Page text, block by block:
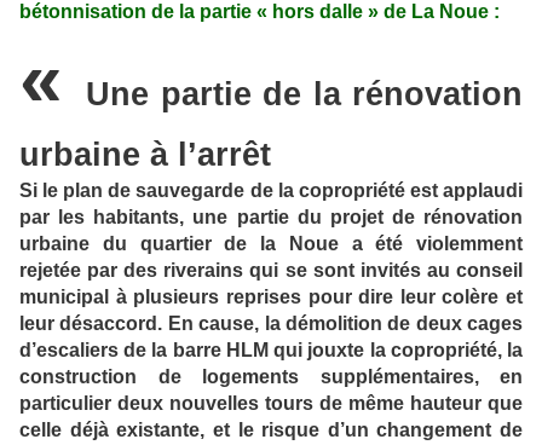
bétonnisation de la partie « hors dalle » de La Noue :
«
Une partie de la rénovation
urbaine à l’arrêt
Si le plan de sauvegarde de la copropriété est applaudi
par les habitants, une partie du projet de rénovation
urbaine du quartier de la Noue a été violemment
rejetée par des riverains qui se sont invités au conseil
municipal à plusieurs reprises pour dire leur colère et
leur désaccord. En cause, la démolition de deux cages
d’escaliers de la barre HLM qui jouxte la copropriété, la
construction de logements supplémentaires, en
particulier deux nouvelles tours de même hauteur que
celle déjà existante, et le risque d’un changement de